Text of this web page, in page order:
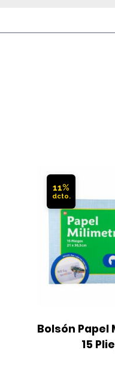
11%
Bolsón
15